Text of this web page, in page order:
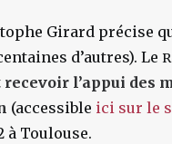
Girard précise
d’autres). Le
recevoir l’appui des
(accessible ici sur le
à Toulouse.